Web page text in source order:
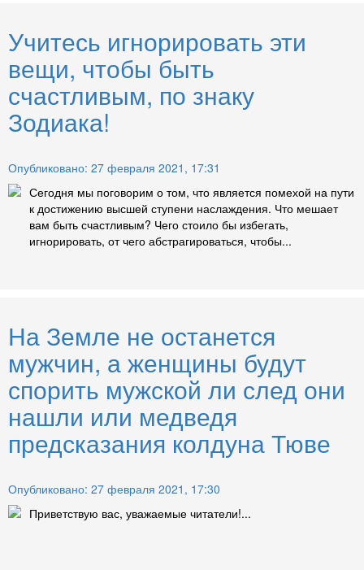
Учитесь игнорировать эти
вещи, чтобы быть
счастливым, по знаку
Зодиака!
Опубликовано: 27 февраля 2021, 17:31
Сегодня мы поговорим о том, что является помехой на пути
к достижению высшей ступени наслаждения. Что мешает
вам быть счастливым? Чего стоило бы избегать,
игнорировать, от чего абстрагироваться, чтобы...
На Земле не останется
мужчин, а женщины будут
спорить мужской ли след они
нашли или медведя
предсказания колдуна Тюве
Опубликовано: 27 февраля 2021, 17:30
Приветствую вас, уважаемые читатели!...